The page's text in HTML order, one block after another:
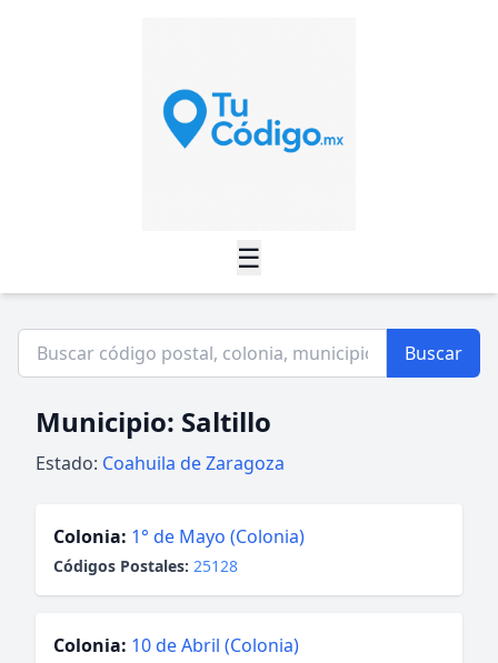
☰
Buscar
Municipio: Saltillo
Estado: Coahuila de Zaragoza
Colonia: 1° de Mayo (Colonia)
Códigos Postales: 25128
Colonia: 10 de Abril (Colonia)